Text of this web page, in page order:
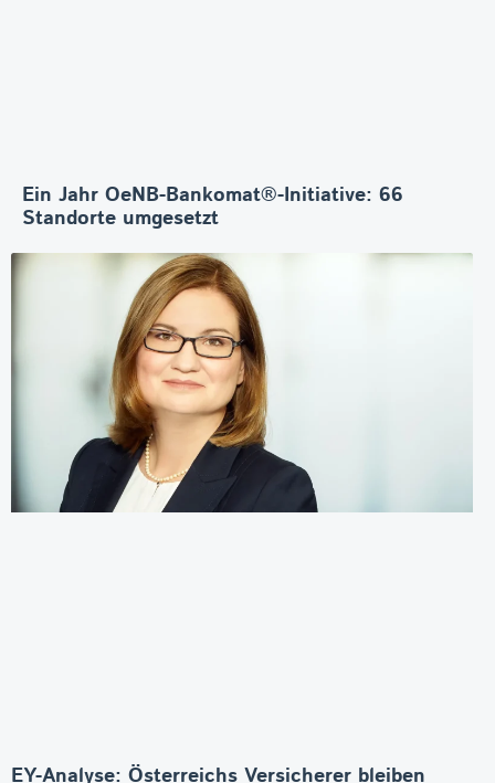
Ein Jahr OeNB-Bankomat®-Initiative: 66
Standorte umgesetzt
EY-Analyse: Österreichs Versicherer bleiben